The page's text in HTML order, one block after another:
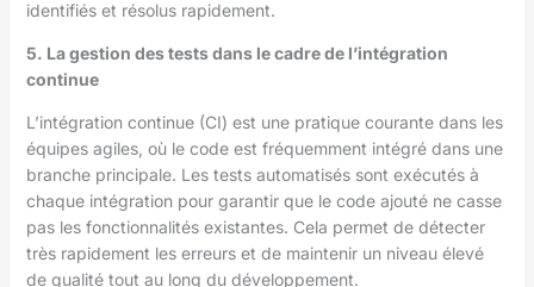
identifiés et résolus rapidement.
5. La gestion des tests dans le cadre de l’intégration
continue
L’intégration continue (CI) est une pratique courante dans les
équipes agiles, où le code est fréquemment intégré dans une
branche principale. Les tests automatisés sont exécutés à
chaque intégration pour garantir que le code ajouté ne casse
pas les fonctionnalités existantes. Cela permet de détecter
très rapidement les erreurs et de maintenir un niveau élevé
de qualité tout au long du développement.